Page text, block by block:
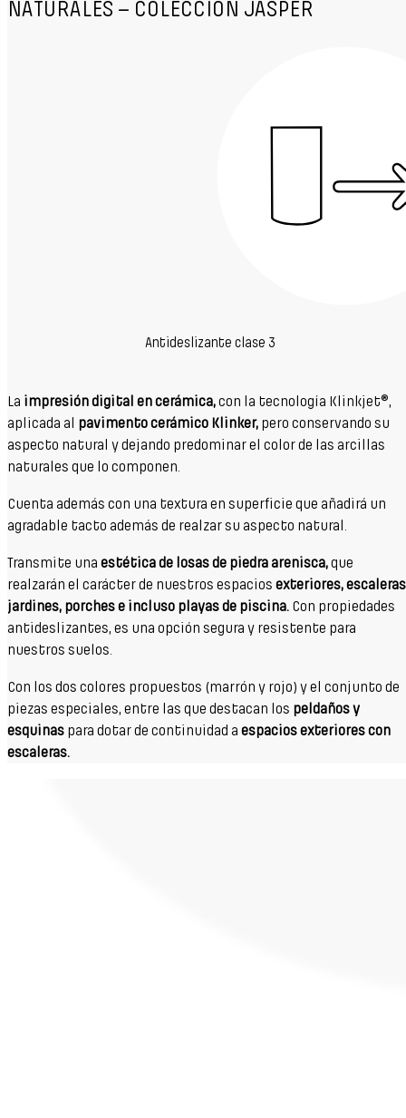
NATURALES – COLECCIÓN JASPER
Antideslizante clase 3
La impresión digital en cerámica,con la tecnología Klinkjet®,
aplicada al pavimento cerámico Klinker, pero conservando su
aspecto natural y dejando predominar el color de las arcillas
naturales que lo componen.
Cuenta además con una textura en superficie que añadirá un
agradable tacto además de realzar su aspecto natural.
Transmite una estética de losas de piedra arenisca,que
realzarán el carácter de nuestros espacios exteriores,
jardines, porches e incluso playas de piscina. Con propiedades
antideslizantes, es una opción segura y resistente para
nuestros suelos.
Con los dos colores propuestos (marrón y rojo) y el conjunto de
piezas especiales, entre las que destacan los peldaños y
esquinas para dotar de continuidad a espacios exteriores con
escaleras.